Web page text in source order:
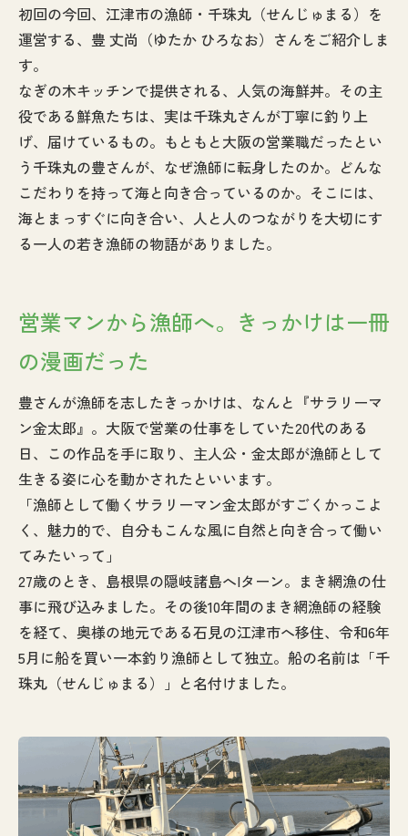
初回の今回、江津市の漁師・千珠丸（せんじゅまる）を
運営する、豊 丈尚（ゆたか ひろなお）さんをご紹介しま
す。
なぎの木キッチンで提供される、人気の海鮮丼。その主
役である鮮魚たちは、実は千珠丸さんが丁寧に釣り上
げ、届けているもの。もともと大阪の営業職だったとい
う千珠丸の豊さんが、なぜ漁師に転身したのか。どんな
こだわりを持って海と向き合っているのか。そこには、
海とまっすぐに向き合い、人と人のつながりを大切にす
る一人の若き漁師の物語がありました。
営業マンから漁師へ。きっかけは一冊
の漫画だった
豊さんが漁師を志したきっかけは、なんと『サラリーマ
ン金太郎』。大阪で営業の仕事をしていた20代のある
日、この作品を手に取り、主人公・金太郎が漁師として
生きる姿に心を動かされたといいます。
「漁師として働くサラリーマン金太郎がすごくかっこよ
く、魅力的で、自分もこんな風に自然と向き合って働い
てみたいって」
27歳のとき、島根県の隠岐諸島へIターン。まき網漁の仕
事に飛び込みました。その後10年間のまき網漁師の経験
を経て、奥様の地元である石見の江津市へ移住、令和6年
5月に船を買い一本釣り漁師として独立。船の名前は「千
珠丸（せんじゅまる）」と名付けました。